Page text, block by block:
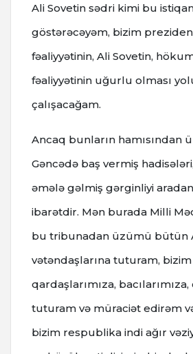
Ali Sovetin sədri kimi bu
göstərəcəyəm, bizim
fəaliyyətinin, Ali Sovetin,
fəaliyyətinin uğurlu olması
çalışacağam.
Ancaq bunların hamısından
Gəncədə baş vermiş
əmələ gəlmiş gərginliyi
ibarətdir. Mən burada Milli
bu tribunadan üzümü bütün
vətəndaşlarına tuturam, bizim
qardaşlarımıza,
tuturam və müraciət edirəm
bizim respublika indi ağır